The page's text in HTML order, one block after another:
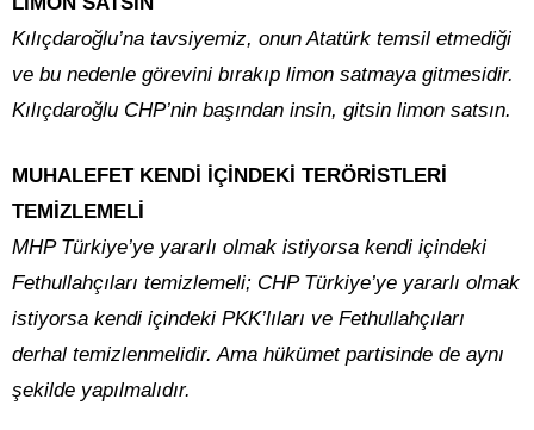
Kılıçdaroğlu’na tavsiyemiz, onun Atatürk temsil etmediği
ve bu nedenle görevini bırakıp limon satmaya gitmesidir.
Kılıçdaroğlu CHP’nin başından insin, gitsin limon satsın.
MUHALEFET KENDİ İÇİNDEKİ TERÖRİSTLERİ
TEMİZLEMELİ
MHP Türkiye’ye yararlı olmak istiyorsa kendi içindeki
Fethullahçıları temizlemeli; CHP Türkiye’ye yararlı olmak
istiyorsa kendi içindeki PKK’lıları ve Fethullahçıları
derhal temizlenmelidir. Ama hükümet partisinde de aynı
şekilde yapılmalıdır.